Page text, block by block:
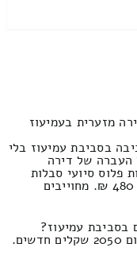
מזערית בעמיעוז
בסביבת עמיעוז בלי
העברה של דירה
פלוס סיועי סבלות
בעיר עמיעוז התמחור זה 1190 ומקסימום 480 ₪. מחוייבים